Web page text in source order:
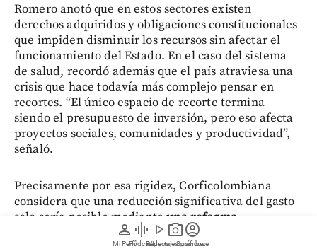
person
Mi Perfil
graphic_eq
Pódcast
play_arrow
Videos
photo_camera
Reportajes gráficos
account_circle
Suscríbete
Romero anotó que en estos sectores existen
derechos adquiridos y obligaciones constitucionales
que impiden disminuir los recursos sin afectar el
funcionamiento del Estado. En el caso del sistema
de salud, recordó además que el país atraviesa una
crisis que hace todavía más complejo pensar en
recortes. “El único espacio de recorte termina
siendo el presupuesto de inversión, pero eso afecta
proyectos sociales, comunidades y productividad”,
señaló.
Precisamente por esa rigidez, Corficolombiana
considera que una reducción significativa del gasto
solo sería posible medianteuna reforma
estructural al gasto público,que permita modificar
las normas que hoy hacen inflexible buena parte del